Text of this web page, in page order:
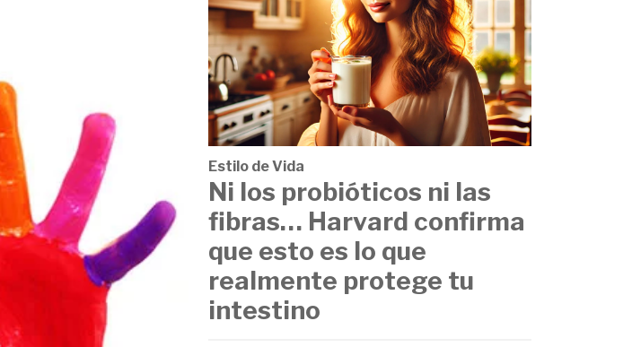
Estilo de Vida
Ni los probióticos ni las
fibras… Harvard confirma
que esto es lo que
realmente protege tu
intestino